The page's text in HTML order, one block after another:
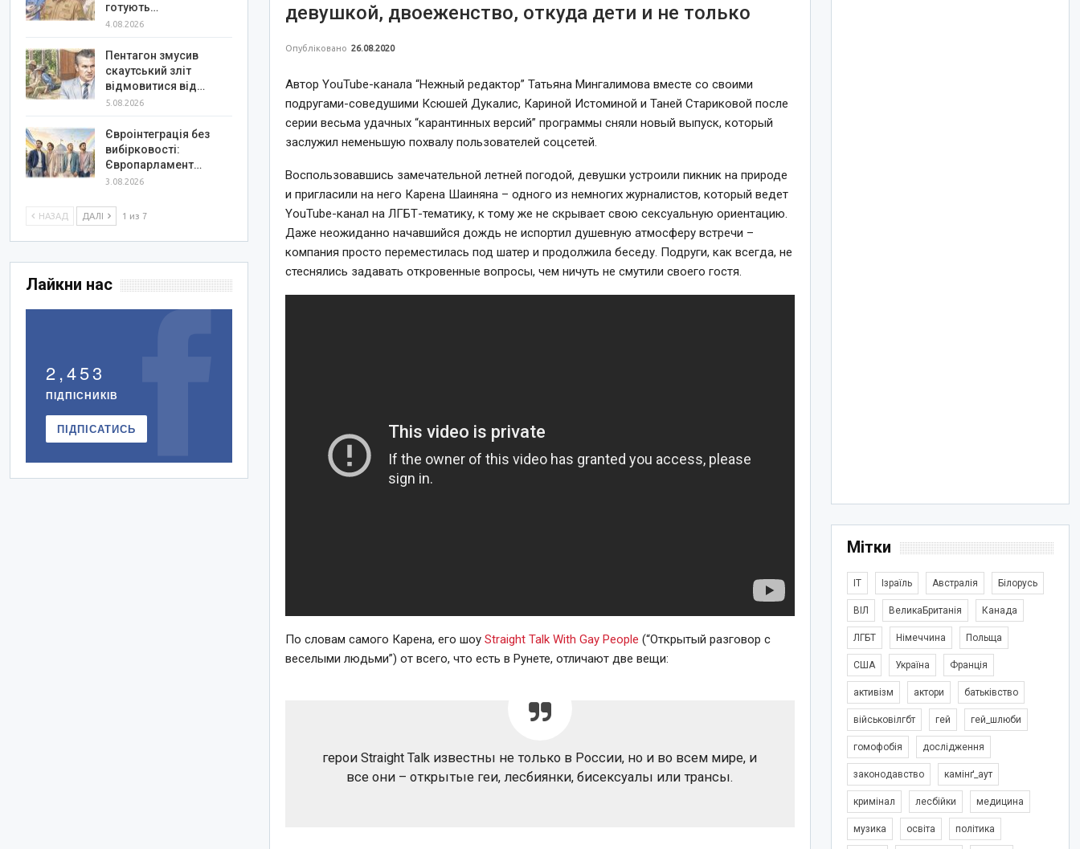
девушкой, двоеженство, откуда дети и не только
Опубліковано 26.08.2020
Автор YouTube-канала “Нежный редактор” Татьяна Мингалимова вместе со своими
подругами-соведушими Ксюшей Дукалис, Кариной Истоминой и Таней Стариковой после
серии весьма удачных “карантинных версий” программы сняли новый выпуск, который
заслужил неменьшую похвалу пользователей соцсетей.
Воспользовавшись замечательной летней погодой, девушки устроили пикник на природе
и пригласили на него Карена Шаиняна – одного из немногих журналистов, который ведет
YouTube-канал на ЛГБТ-тематику, к тому же не скрывает свою сексуальную ориентацию.
Даже неожиданно начавшийся дождь не испортил душевную атмосферу встречи –
компания просто переместилась под шатер и продолжила беседу. Подруги, как всегда, не
стеснялись задавать откровенные вопросы, чем ничуть не смутили своего гостя.
По словам самого Карена, его шоуStraight Talk With Gay People (“Открытый разговор с
веселыми людьми”) от всего, что есть в Рунете, отличают две вещи:
герои Straight Talk известны не только в России, но и во всем мире, и
все они – открытые геи, лесбиянки, бисексуалы или трансы.
Мітки
IT Ізраїль Австралія Білорусь
ВІЛ ВеликаБританія Канада
ЛГБТ Німеччина Польща
США Україна Франція
активізм актори батьківство
військовілгбт гей гей_шлюби
гомофобія дослідження
законодавство камінґ_аут
кримінал лесбійки медицина
музика освіта політика
готують…
4.08.2026
Пентагон змусив
скаутський зліт
відмовитися від…
5.08.2026
Євроінтеграція без
вибірковості:
Європарламент…
3.08.2026
НАЗАД ДАЛІ 1 из 7
Лайкни нас
2,453
ПІДПІСНИКІВ
ПІДПІСАТИСЬ